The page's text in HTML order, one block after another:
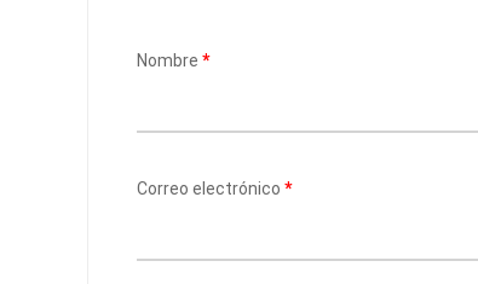
Nombre *
Correo electrónico *